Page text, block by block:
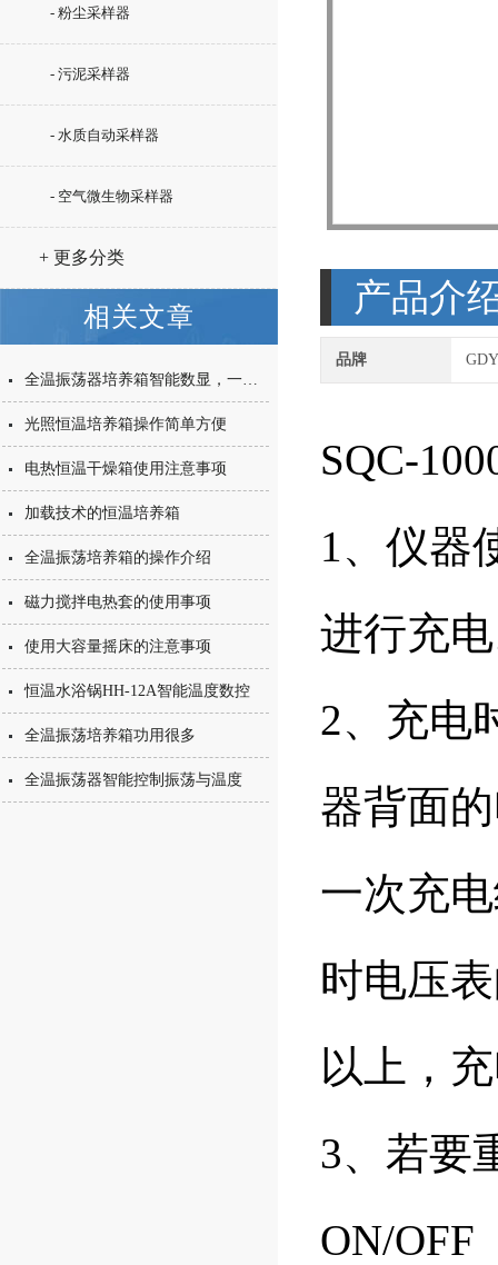
- 粉尘采样器
- 污泥采样器
- 水质自动采样器
- 空气微生物采样器
+ 更多分类
相关文章
全温振荡器培养箱智能数显，一机多用
光照恒温培养箱操作简单方便
电热恒温干燥箱使用注意事项
加载技术的恒温培养箱
全温振荡培养箱的操作介绍
磁力搅拌电热套的使用事项
使用大容量摇床的注意事项
恒温水浴锅HH-12A智能温度数控
全温振荡培养箱功用很多
全温振荡器智能控制振荡与温度
产品介
品牌
SQC-
1、仪器
进行充
2、充电
器背面
一次充
时电压
以上，
3、若要
ON/OFF